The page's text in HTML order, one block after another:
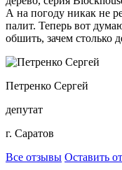
А на погоду никак не
палит. Теперь вот
обшить, зачем столько
Петренко Сергей
депутат
г. Саратов
Все отзывы Оставить